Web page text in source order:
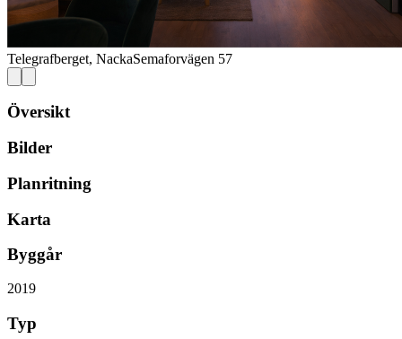
Telegrafberget, NackaSemaforvägen 57
Översikt
Bilder
Planritning
Karta
Byggår
2019
Typ